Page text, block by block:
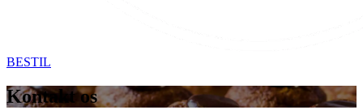
BESTIL
Kontakt os